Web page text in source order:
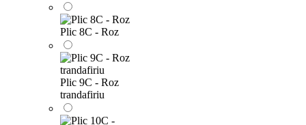
Plic 8C - Roz
Plic 9C - Roz
trandafiriu